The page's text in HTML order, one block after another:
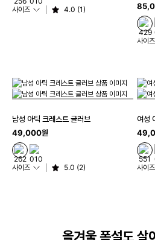
사이즈 4.0 (1)
사이즈
남성 아틱 크레스트 글러브
49,000원
사이즈 5.0 (2)
여성
사이즈
올겨울 폭설도 살